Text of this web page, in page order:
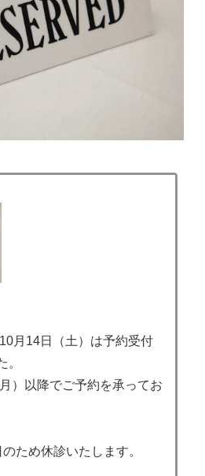
月14日（土）は予約受付
。
）以降でご予約を承ってお
ため休診いたします。